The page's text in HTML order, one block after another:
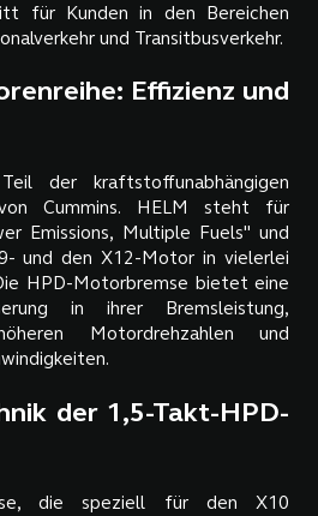
für Kunden in den Bereichen
und Transitbusverkehr.
Effizienz und
der kraftstoffunabhängigen
von Cummins. HELM steht für
Emissions, Multiple Fuels" und
und den X12-Motor in vielerlei
HPD-Motorbremse bietet eine
in ihrer Bremsleistung,
Motordrehzahlen und
der 1,5-Takt-HPD-
die speziell für den X10